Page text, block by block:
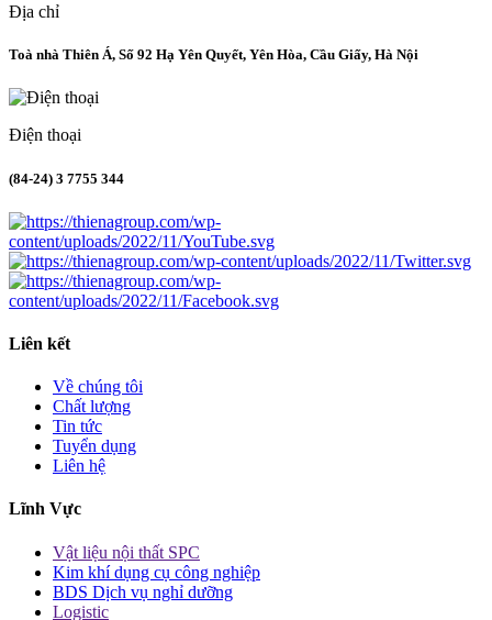
Địa chỉ
Toà nhà Thiên Á, Số 92 Hạ Yên Quyết, Yên Hòa, Cầu Giấy, Hà Nội
Điện thoại
(84-24) 3 7755 344
Liên kết
Về chúng tôi
Chất lượng
Tin tức
Tuyển dụng
Liên hệ
Lĩnh Vực
Vật liệu nội thất SPC
Kim khí dụng cụ công nghiệp
BDS Dịch vụ nghỉ dưỡng
Logistic